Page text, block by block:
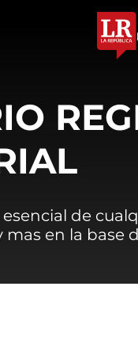
de
mas en la